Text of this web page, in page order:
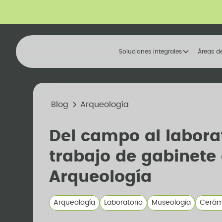
Soluciones integrales Áreas
Blog Arqueología
Del campo al
trabajo de gabinete
Arqueología
Arqueología Laboratorio Museología